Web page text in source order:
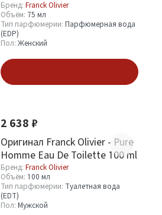
Бренд: Franck Olivier
Объём: 75 мл
Тип парфюмерии: Парфюмерная вода
(EDP)
Пол: Женский
2 638 ₽
Оригинал Franck Olivier - Pure
Homme Eau De Toilette 100 ml
Бренд: Franck Olivier
Объём: 100 мл
Тип парфюмерии: Туалетная вода
(EDT)
Пол: Мужской